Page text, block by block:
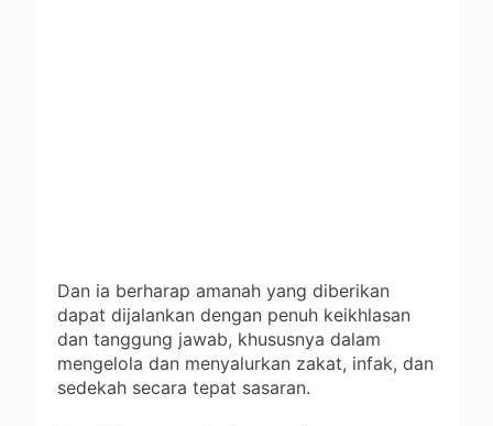
Dan ia berharap amanah yang diberikan
dapat dijalankan dengan penuh keikhlasan
dan tanggung jawab, khususnya dalam
mengelola dan menyalurkan zakat, infak, dan
sedekah secara tepat sasaran.